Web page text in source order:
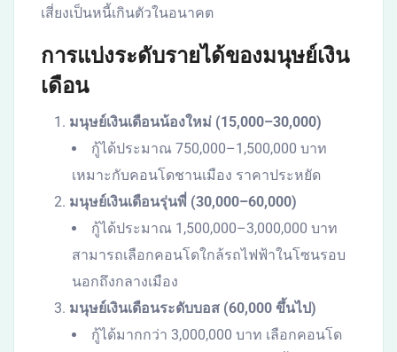
เสี่ยงเป็นหนี้เกินตัวในอนาคต
การแบ่งระดับรายได้ของมนุษย์เงิน
เดือน
มนุษย์เงินเดือนน้องใหม่ (15,000–30,000)
กู้ได้ประมาณ 750,000–1,500,000 บาท
เหมาะกับคอนโดชานเมือง ราคาประหยัด
มนุษย์เงินเดือนรุ่นพี่ (30,000–60,000)
กู้ได้ประมาณ 1,500,000–3,000,000 บาท
สามารถเลือกคอนโดใกล้รถไฟฟ้าในโซนรอบ
นอกถึงกลางเมือง
มนุษย์เงินเดือนระดับบอส (60,000 ขึ้นไป)
กู้ได้มากกว่า 3,000,000 บาท เลือกคอนโด